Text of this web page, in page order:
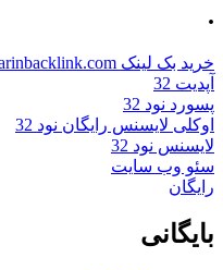
.
خرید بک لینک behtarinbacklink.com
آپدیت 32
پسورد نود 32
اوکلی لایسنس رایگان نود 32
لایسنس نود 32
سئو وب سایت
رایگان
بایگانی